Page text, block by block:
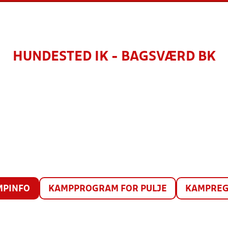
HUNDESTED IK - BAGSVÆRD BK
KAMPPROGRAM FOR PULJE